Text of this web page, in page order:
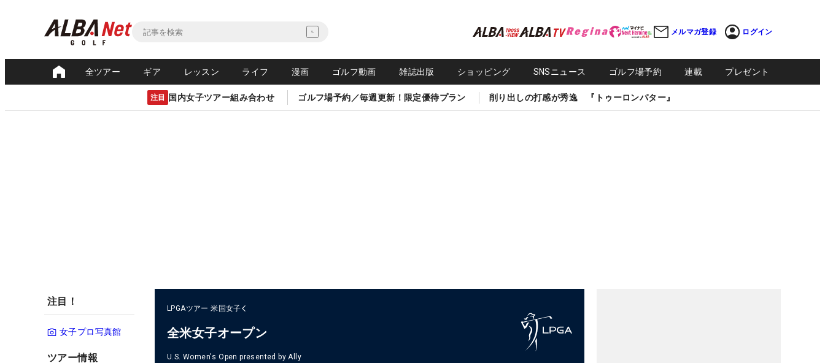
メルマガ登録 ログイン
全ツアー ギア レッスン ライフ 漫画 ゴルフ動画 雑誌出版 ショッピング SNSニュース ゴルフ場予約 連載 プレゼント
注目 国内女子ツアー組み合わせ ゴルフ場予約／毎週更新！限定優待プラン 削り出しの打感が秀逸 『トゥーロンパター』
注目！
女子プロ写真館
ツアー情報
LPGAツアー 米国女子
全米女子オープン
U.S. Women's Open presented by Ally